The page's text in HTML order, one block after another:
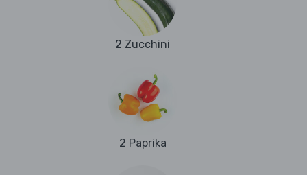
2 Zucchini
2 Paprika